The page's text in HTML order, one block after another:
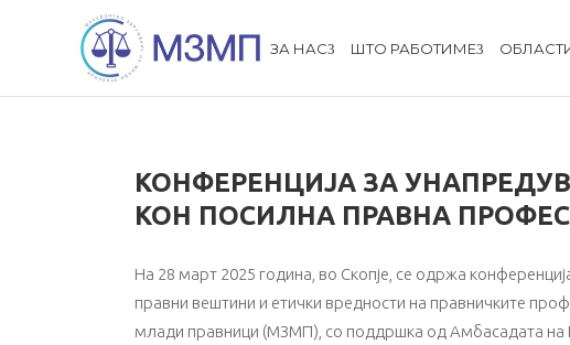
ЗА НАС ШТО РАБОТИМЕ
КОНФЕРЕНЦИЈА ЗА
КОН ПОСИЛНА ПРАВНА
На 28 март 2025 година, во Скопје, се одржа
правни вештини и етички вредности на правничките
млади правници (МЗМП), со поддршка од Амбасадата на